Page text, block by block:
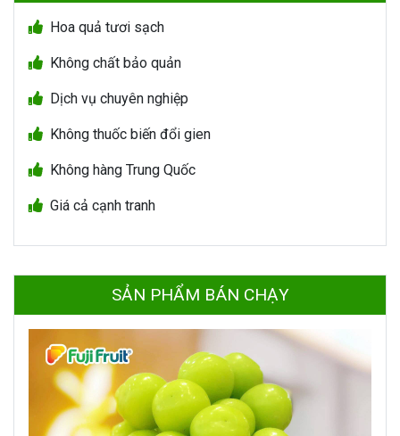
Hoa quả tươi sạch
Không chất bảo quản
Dịch vụ chuyên nghiệp
Không thuốc biến đổi gien
Không hàng Trung Quốc
Giá cả cạnh tranh
SẢN PHẨM BÁN CHẠY